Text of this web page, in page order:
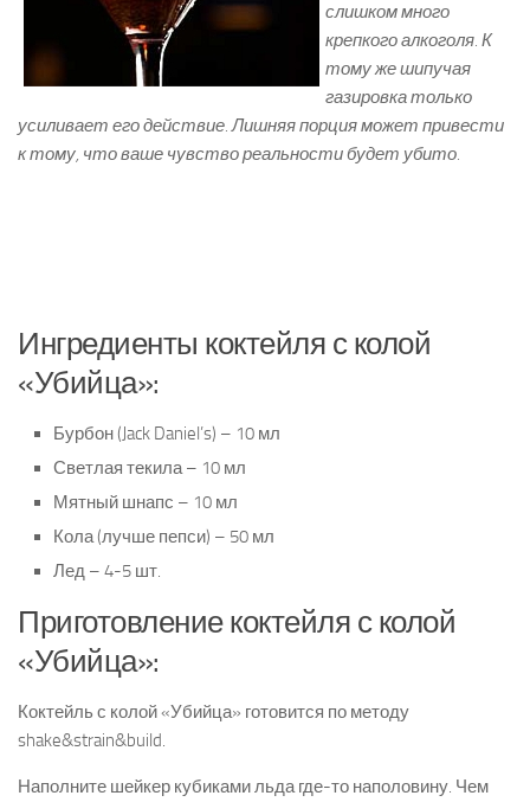
слишком много
крепкого алкоголя. К
тому же шипучая
газировка только
усиливает его действие. Лишняя порция может привести
к тому, что ваше чувство реальности будет убито.
Ингредиенты коктейля с колой
«Убийца»:
Бурбон (Jack Daniel’s) – 10 мл
Светлая текила – 10 мл
Мятный шнапс – 10 мл
Кола (лучше пепси) – 50 мл
Лед – 4-5 шт.
Приготовление коктейля с колой
«Убийца»:
Коктейль с колой «Убийца» готовится по методу
shake&strain&build.
Наполните шейкер кубиками льда где-то наполовину. Чем